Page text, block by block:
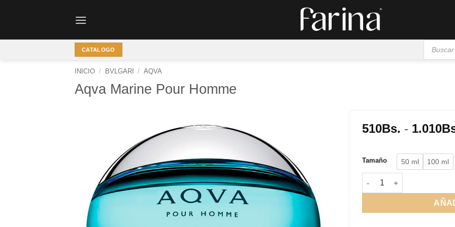
CATALOGO
Búsqueda
INICIO / BVLGARI / AQVA
Aqva Marine Pour Homme
510Bs. - 1.010
Tamaño 50 ml
100 ml
Aqva Marine Pour Homme